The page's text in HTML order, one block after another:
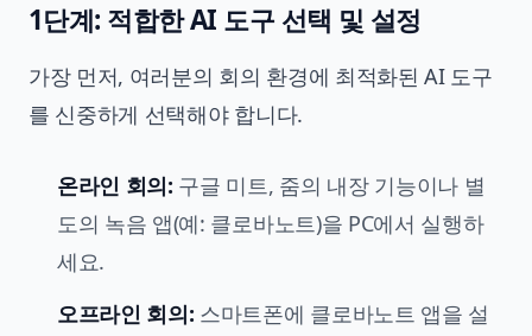
1단계: 적합한 AI 도구 선택 및 설정
가장 먼저, 여러분의 회의 환경에 최적화된 AI 도구
를 신중하게 선택해야 합니다.
온라인 회의: 구글 미트, 줌의 내장 기능이나 별
도의 녹음 앱(예: 클로바노트)을 PC에서 실행하
세요.
오프라인 회의: 스마트폰에 클로바노트 앱을 설